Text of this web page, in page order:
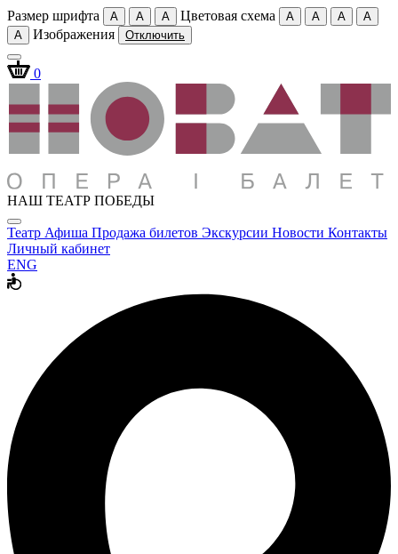
Размер шрифта A A A Цветовая схема A A A
A
A
Изображения Отключить
0
НАШ ТЕАТР ПОБЕДЫ
Театр Афиша Продажа билетов Экскурсии Новости Контакты
Личный кабинет
ENG